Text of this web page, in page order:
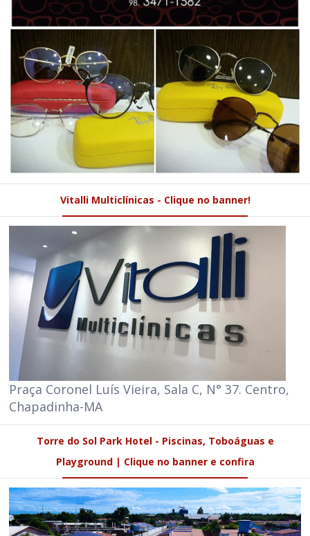
Vitalli Multiclínicas - Clique no banner!
Praça Coronel Luís Vieira, Sala C, N° 37. Centro,
Chapadinha-MA
Torre do Sol Park Hotel - Piscinas, Toboáguas e
Playground | Clique no banner e confira